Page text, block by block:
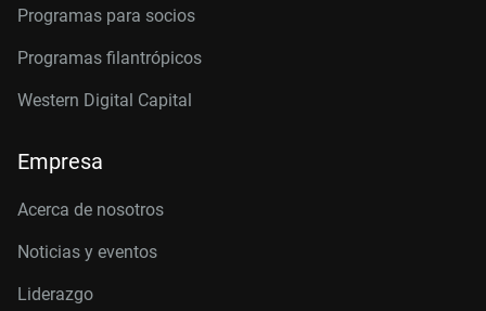
Programas para socios
Programas filantrópicos
Western Digital Capital
Empresa
Acerca de nosotros
Noticias y eventos
Liderazgo